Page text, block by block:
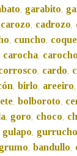
, garabito,
carozo, cadrozo,
, cuncho, coque
carocha, carocho
, cardo,
, birlo, areeiro,
, bolboroto,
, goro, choco,
gulapo, gurrucho
, bandullo,